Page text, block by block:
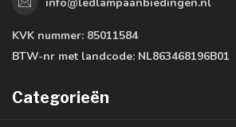
KVK nummer: 85011584
BTW-nr met landcode: NL863468196B01
Categorieën